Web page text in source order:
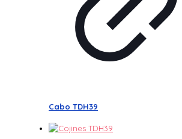
Cabo TDH39